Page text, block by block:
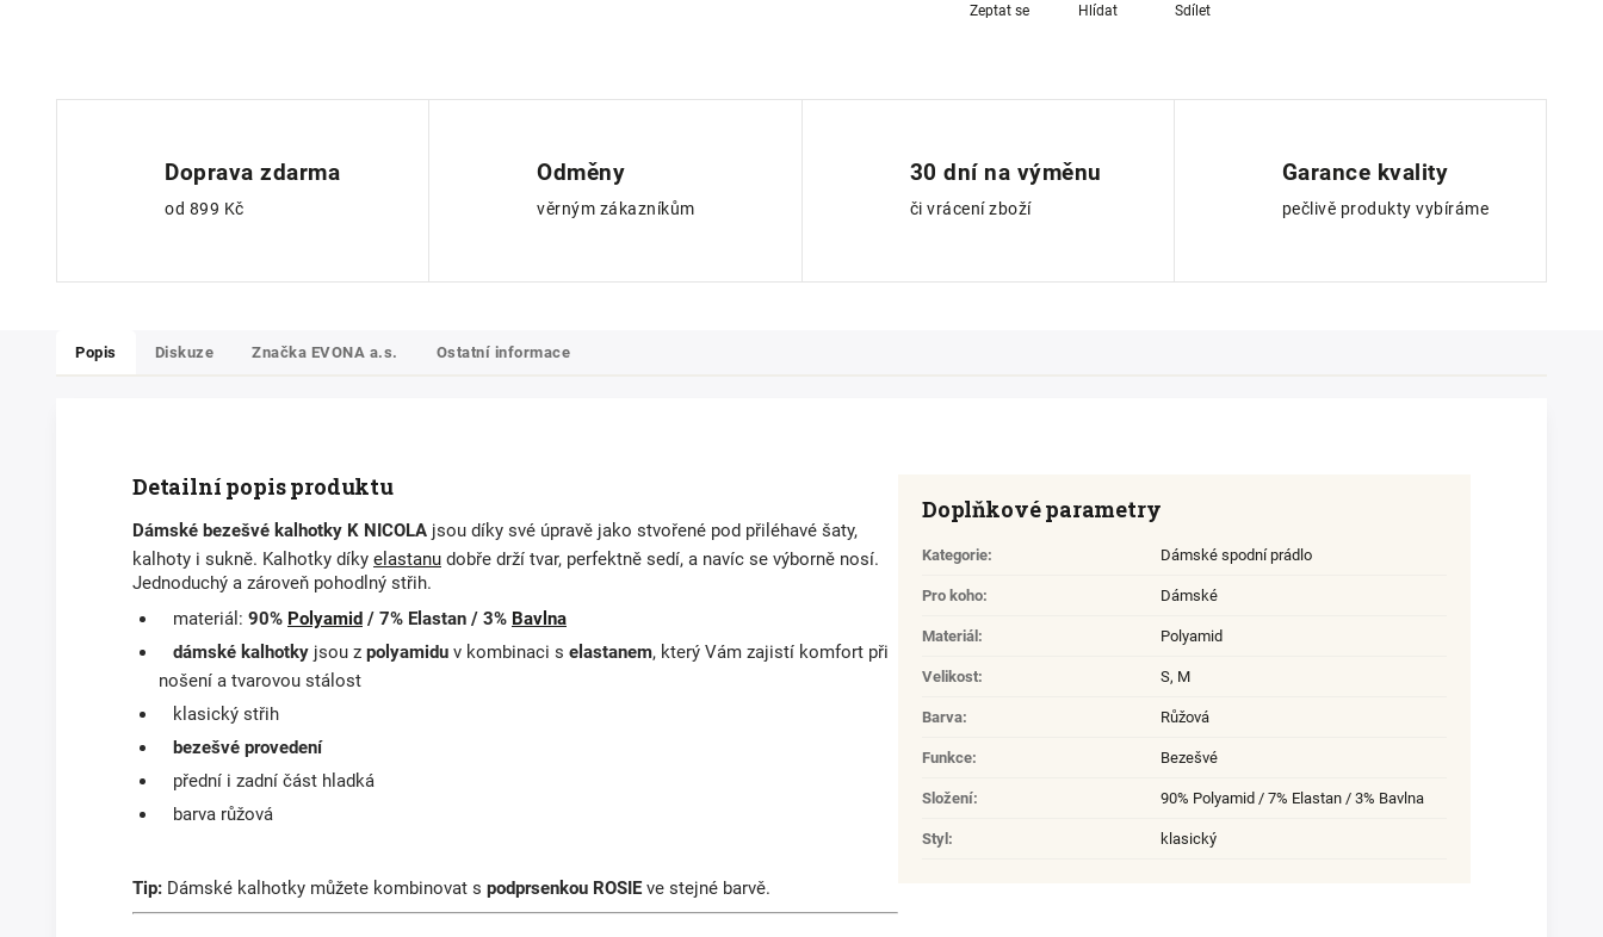
Zeptat se Hlídat Sdílet
Doprava zdarma
od 899 Kč
Odměny
věrným zákazníkům
30 dní na výměnu
či vrácení zboží
Garance kvality
pečlivě produkty vybíráme
Popis Diskuze Značka EVONA a.s. Ostatní informace
Detailní popis produktu
Dámské bezešvé kalhotky K NICOLA jsou díky své úpravě jako stvořené pod přiléhavé šaty,
kalhoty i sukně. Kalhotky díky elastanu dobře drží tvar, perfektně sedí, a navíc se výborně nosí.
Jednoduchý a zároveň pohodlný střih.
materiál: 90% Polyamid / 7% Elastan / 3% Bavlna
dámské kalhotky jsou z polyamidu v kombinaci s elastanem, který Vám zajistí komfort při
nošení a tvarovou stálost
klasický střih
bezešvé provedení
přední i zadní část hladká
barva růžová
Tip: Dámské kalhotky můžete kombinovat s podprsenkou ROSIE ve stejné barvě.
Doplňkové parametry
Kategorie: Dámské spodní prádlo
Pro koho: Dámské
Materiál: Polyamid
Velikost: S, M
Barva: Růžová
Funkce: Bezešvé
Složení: 90% Polyamid / 7% Elastan / 3% Bavlna
Styl: klasický